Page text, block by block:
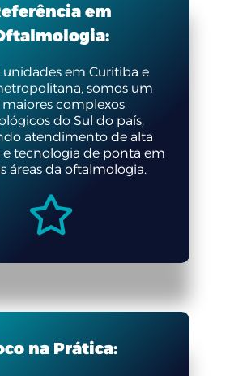
em
unidades em Curitiba e
somos um
maiores complexos
do Sul do país,
atendimento de alta
tecnologia de ponta em
áreas da oftalmologia.
na Prática: